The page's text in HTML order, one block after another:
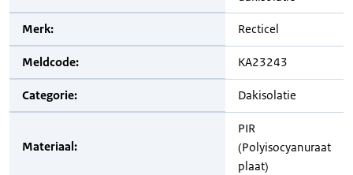
Merk: Recticel
Meldcode: KA23243
Categorie: Dakisolatie
Materiaal:
PIR
(Polyisocyanuraat
plaat)